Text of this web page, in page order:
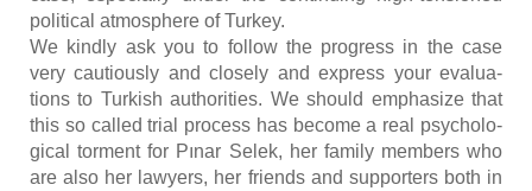
poli­ti­cal atmos­phere of Tur­key.
We kind­ly ask you to fol­low the pro­gress in the case
very cau­tious­ly and clo­se­ly and express your eva­lua­
tions to Tur­kish autho­ri­ties. We should empha­size that
this so cal­led trial pro­cess has become a real psy­cho­lo­
gi­cal torment for Pınar Selek, her fami­ly mem­bers who
are also her lawyers, her friends and sup­por­ters both in